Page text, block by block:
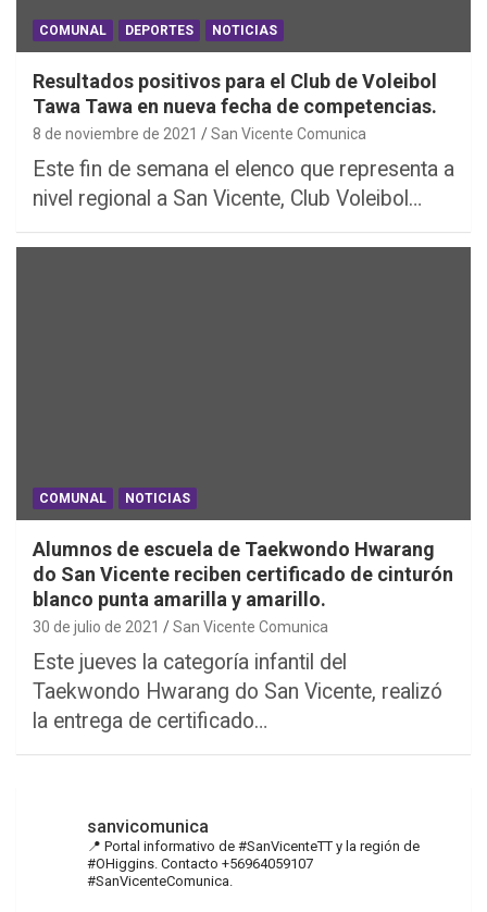
COMUNAL DEPORTES NOTICIAS
Resultados positivos para el Club de Voleibol
Tawa Tawa en nueva fecha de competencias.
8 de noviembre de 2021 San Vicente Comunica
Este fin de semana el elenco que representa a
nivel regional a San Vicente, Club Voleibol…
COMUNAL NOTICIAS
Alumnos de escuela de Taekwondo Hwarang
do San Vicente reciben certificado de cinturón
blanco punta amarilla y amarillo.
30 de julio de 2021 San Vicente Comunica
Este jueves la categoría infantil del
Taekwondo Hwarang do San Vicente, realizó
la entrega de certificado…
sanvicomunica
📍 Portal informativo de #SanVicenteTT y la región de
#OHiggins. Contacto +56964059107
#SanVicenteComunica.